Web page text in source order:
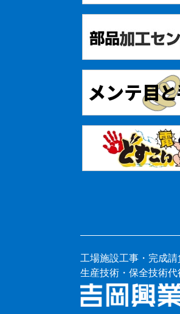
工場施設工事・完成請
生産技術・保全技術代